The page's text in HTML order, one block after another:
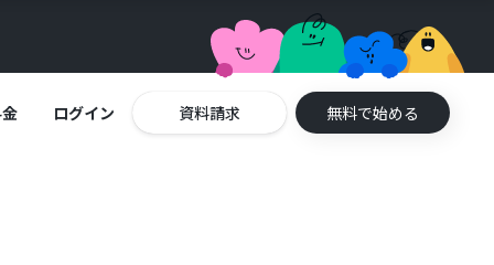
ログイン 資料請求 無料で始める